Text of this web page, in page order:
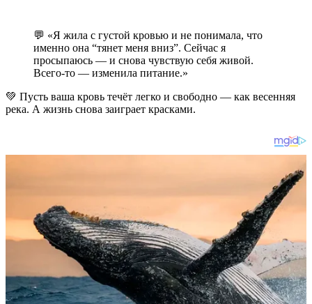
💬 «Я жила с густой кровью и не понимала, что
именно она “тянет меня вниз”. Сейчас я
просыпаюсь — и снова чувствую себя живой.
Всего-то — изменила питание.»
💚 Пусть ваша кровь течёт легко и свободно — как весенняя
река. А жизнь снова заиграет красками.